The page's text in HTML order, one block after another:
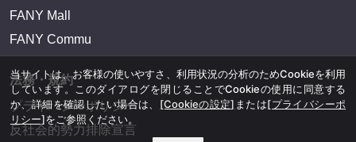
FANY Mall
FANY Commu
法務・規約
プライバシーポリシー
反社会的勢力排除宣言
当サイトは、お客様の使いやすさ、利用状況の分析のためCookieを利用
しています。このダイアログを閉じることでCookieの使用に同意する
か、詳細を確認したい場合は、 [Cookieの設定] または[プライバシーポ
リシー]をご参照ください。